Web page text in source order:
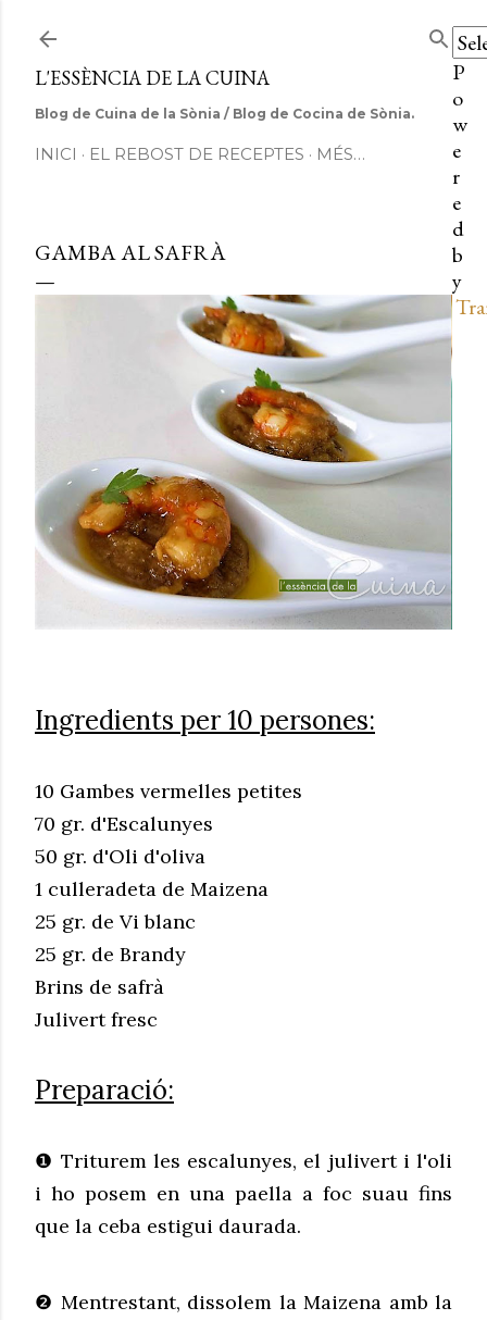
Salta al contingut principal
P
o
w
e
r
e
d
b
y
L'ESSÈNCIA DE LA CUINA
Blog de Cuina de la Sònia / Blog de Cocina de Sònia.
INICI EL REBOST DE RECEPTES MÉS…
GAMBA AL SAFRÀ
Ingredients per 10 persones:
10 Gambes vermelles petites
70 gr. d'Escalunyes
50 gr. d'Oli d'oliva
1 culleradeta de Maizena
25 gr. de Vi blanc
25 gr. de Brandy
Brins de safrà
Julivert fresc
Preparació:
❶ Triturem les escalunyes, el julivert i l'oli
i ho posem en una paella a foc suau fins
que la ceba estigui daurada.
❷ Mentrestant, dissolem la Maizena amb la